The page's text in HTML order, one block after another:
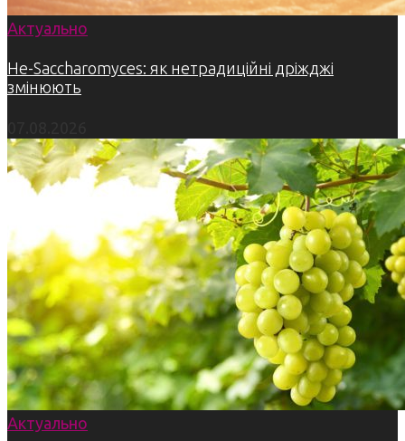
Актуально
Не-Saccharomyces: як нетрадиційні дріжджі
змінюють
Актуально